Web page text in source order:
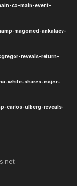
co-main-event-
magomed-ankalaev-
reveals-return-
white-shares-major-
carlos-ulberg-reveals-